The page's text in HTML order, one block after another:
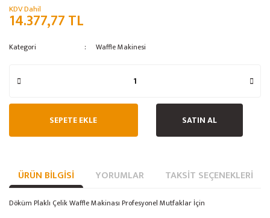
KDV Dahil
14.377,77 TL
Kategori Waffle Makinesi
SEPETE EKLE SATIN AL
ÜRÜN BILGISI YORUMLAR TAKSIT SEÇENEKLERI
Döküm Plaklı Çelik Waffle Makinası Profesyonel Mutfaklar İçin